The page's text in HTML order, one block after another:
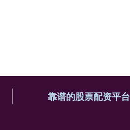
靠谱的股票配资平台